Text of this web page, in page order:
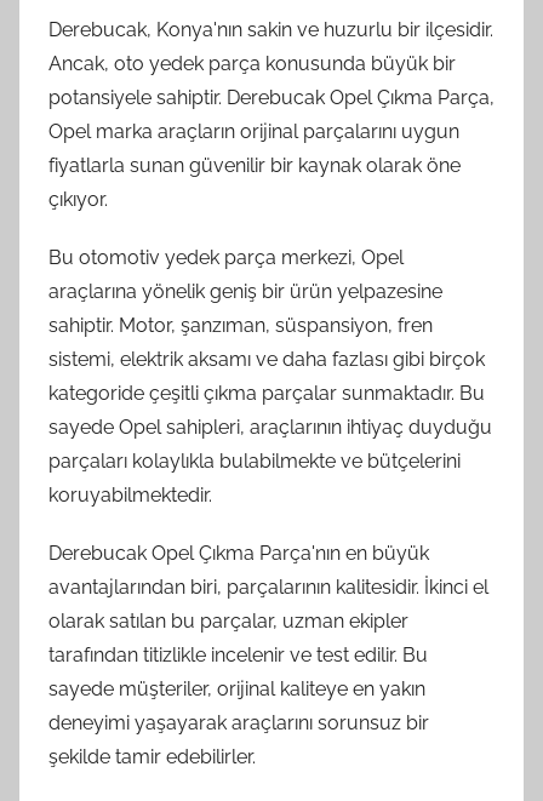
Derebucak, Konya'nın sakin ve huzurlu bir ilçesidir.
Ancak, oto yedek parça konusunda büyük bir
potansiyele sahiptir. Derebucak Opel Çıkma Parça,
Opel marka araçların orijinal parçalarını uygun
fiyatlarla sunan güvenilir bir kaynak olarak öne
çıkıyor.
Bu otomotiv yedek parça merkezi, Opel
araçlarına yönelik geniş bir ürün yelpazesine
sahiptir. Motor, şanzıman, süspansiyon, fren
sistemi, elektrik aksamı ve daha fazlası gibi birçok
kategoride çeşitli çıkma parçalar sunmaktadır. Bu
sayede Opel sahipleri, araçlarının ihtiyaç duyduğu
parçaları kolaylıkla bulabilmekte ve bütçelerini
koruyabilmektedir.
Derebucak Opel Çıkma Parça'nın en büyük
avantajlarından biri, parçalarının kalitesidir. İkinci el
olarak satılan bu parçalar, uzman ekipler
tarafından titizlikle incelenir ve test edilir. Bu
sayede müşteriler, orijinal kaliteye en yakın
deneyimi yaşayarak araçlarını sorunsuz bir
şekilde tamir edebilirler.